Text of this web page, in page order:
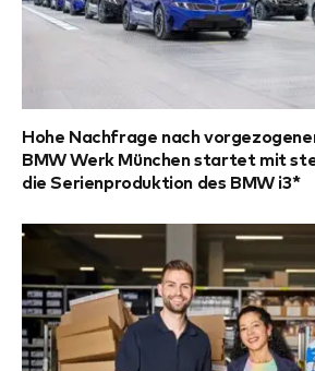
Hohe Nachfrage nach
BMW Werk München startet mit
die Serienproduktion des BMW i3*